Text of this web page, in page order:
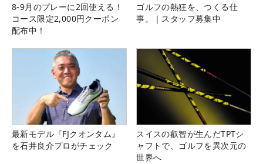
8-9月のプレーに2回使える！
コース限定2,000円クーポン
配布中！
ゴルフの熱狂を、つくる仕
事。｜スタッフ募集中
最新モデル『FJクオンタム』
を石井良介プロがチェック
スイスの叡智が生んだTPTシ
ャフトで、ゴルフを異次元の
世界へ